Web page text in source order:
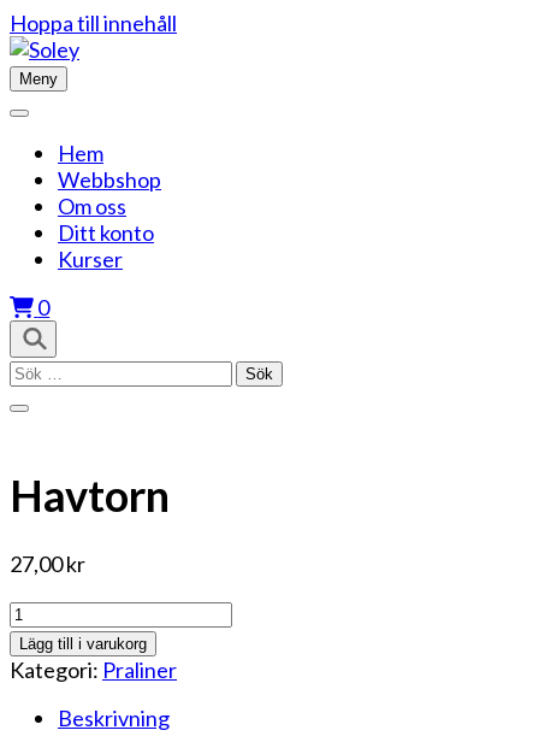
Hoppa till innehåll
Meny
Hem
Webbshop
Om oss
Ditt konto
Kurser
0
Sök
Havtorn
27,00kr
Havtorn
mängd
Lägg till i varukorg
Kategori: Praliner
Beskrivning